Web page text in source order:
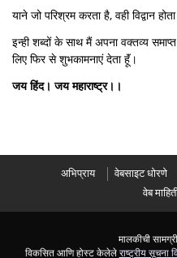
याने जो पर‍िश्रम करता है, वही विद्वान
इन्ही शब्दों के साथ मैं अपना वक्तव्य
लिए फिर से शुभकामनाएं देता हॅूं।
जय हिंद। जय महाराष्ट्र।।
अभिप्राय वेबसाइट धोरणे
वेब
मालकीची
विकसित आणि होस्ट केलेलेराष्ट्रीय सूचना